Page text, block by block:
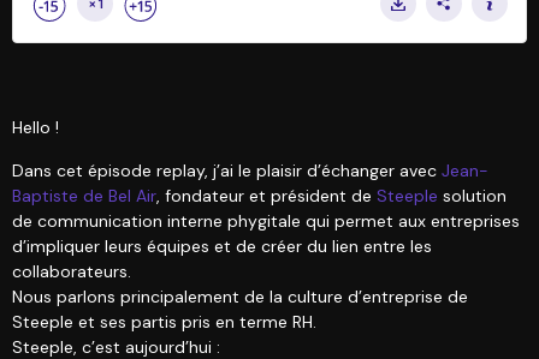
Hello !
Dans cet épisode replay, j’ai le plaisir d’échanger avec Jean-
Baptiste de Bel Air, fondateur et président de Steeple solution
de communication interne phygitale qui permet aux entreprises
d’impliquer leurs équipes et de créer du lien entre les
collaborateurs.
Nous parlons principalement de la culture d’entreprise de
Steeple et ses partis pris en terme RH.
Steeple, c’est aujourd’hui :